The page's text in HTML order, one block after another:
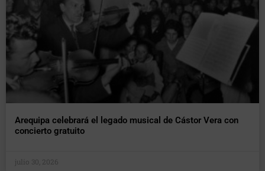
Arequipa celebrará el legado musical de Cástor Vera con
concierto gratuito
julio 30, 2026